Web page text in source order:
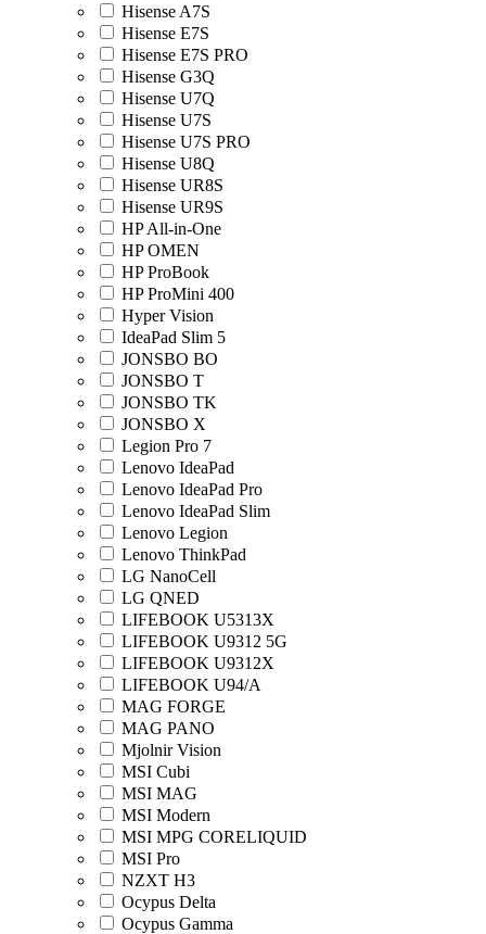
Hisense A7S
Hisense E7S
Hisense E7S PRO
Hisense G3Q
Hisense U7Q
Hisense U7S
Hisense U7S PRO
Hisense U8Q
Hisense UR8S
Hisense UR9S
HP All-in-One
HP OMEN
HP ProBook
HP ProMini 400
Hyper Vision
IdeaPad Slim 5
JONSBO BO
JONSBO T
JONSBO TK
JONSBO X
Legion Pro 7
Lenovo IdeaPad
Lenovo IdeaPad Pro
Lenovo IdeaPad Slim
Lenovo Legion
Lenovo ThinkPad
LG NanoCell
LG QNED
LIFEBOOK U5313X
LIFEBOOK U9312 5G
LIFEBOOK U9312X
LIFEBOOK U94/A
MAG FORGE
MAG PANO
Mjolnir Vision
MSI Cubi
MSI MAG
MSI Modern
MSI MPG CORELIQUID
MSI Pro
NZXT H3
Ocypus Delta
Ocypus Gamma